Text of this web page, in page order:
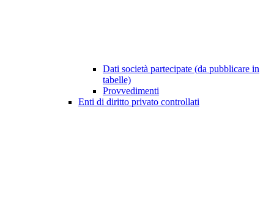
Dati società partecipate (da pubblicare in
tabelle)
Provvedimenti
Enti di diritto privato controllati